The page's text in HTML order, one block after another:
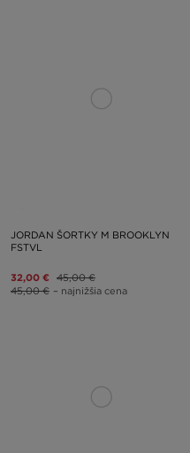
JORDAN ŠORTKY M BROOKLYN
FSTVL
32,00 € 45,00 €
45,00 € – najnižšia cena